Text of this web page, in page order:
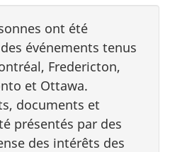
ont été
événements tenus
Fredericton,
et Ottawa.
documents et
présentés par des
des intérêts des